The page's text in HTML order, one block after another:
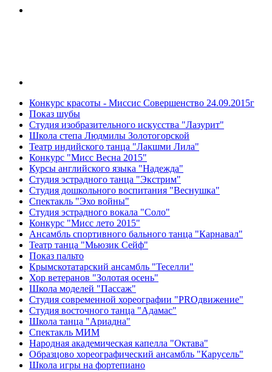
Конкурс красоты - Миссис Совершенство 24.09.2015г
Показ шубы
Студия изобразительного искусства "Лазурит"
Школа степа Людмилы Золотогорской
Театр индийского танца "Лакшми Лила"
Конкурс "Мисс Весна 2015"
Курсы английского языка "Надежда"
Студия эстрадного танца "Экстрим"
Студия дошкольного воспитания "Веснушка"
Спектакль "Эхо войны"
Студия эстрадного вокала "Соло"
Конкурс "Мисс лето 2015"
Ансамбль спортивного бального танца "Карнавал"
Театр танца "Мьюзик Сейф"
Показ пальто
Крымскотатарский ансамбль "Теселли"
Хор ветеранов "Золотая осень"
Школа моделей "Пассаж"
Студия современной хореографии "PROдвижение"
Студия восточного танца "Адамас"
Школа танца "Ариадна"
Спектакль МИМ
Народная академическая капелла "Октава"
Образцово хореографический ансамбль "Карусель"
Школа игры на фортепиано